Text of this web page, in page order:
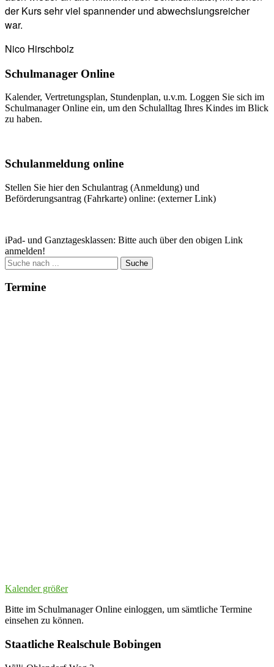
der Kurs sehr viel spannender und abwechslungsreicher
war.
Nico Hirschbolz
Schulmanager Online
Kalender, Vertretungsplan, Stundenplan, u.v.m. Loggen Sie sich im
Schulmanager Online ein, um den Schulalltag Ihres Kindes im Blick
zu haben.
Schulanmeldung online
Stellen Sie hier den Schulantrag (Anmeldung) und
Beförderungsantrag (Fahrkarte) online: (externer Link)
iPad- und Ganztagesklassen: Bitte auch über den obigen Link
anmelden!
Suche
nach:
Termine
Kalender größer
Bitte im Schulmanager Online einloggen, um sämtliche Termine
einsehen zu können.
Staatliche Realschule Bobingen